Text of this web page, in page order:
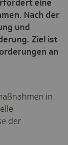
eine
Nach der
und
Ziel ist
an
in
der